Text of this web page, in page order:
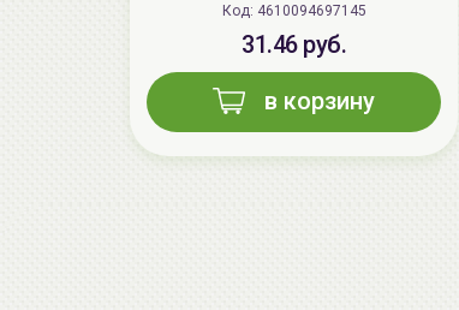
Код: 4610094697145
31.46 руб.
в корзину